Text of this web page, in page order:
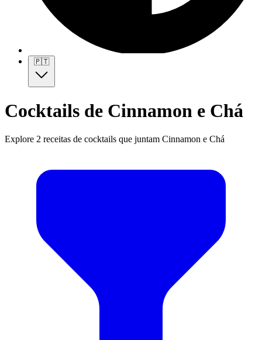
🇵🇹
Cocktails de Cinnamon e Chá
Explore 2 receitas de cocktails que juntam Cinnamon e Chá